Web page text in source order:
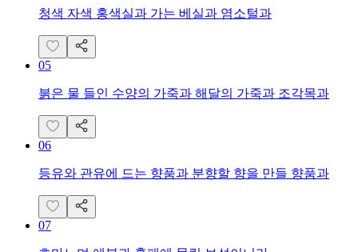
청색 자색 홍색실과 가는 베실과 염소털과
05
붉은 물 들인 수양의 가죽과 해달의 가죽과 조각목과
06
등유와 관유에 드는 향품과 분향할 향을 만들 향품과
07